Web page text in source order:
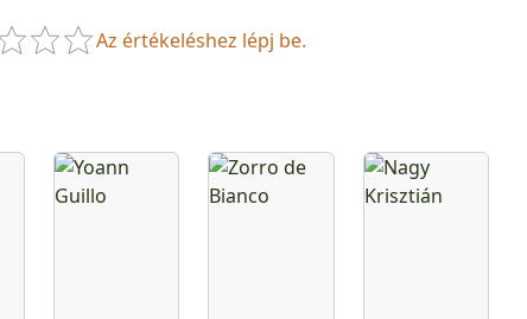
Az értékeléshez lépj be.